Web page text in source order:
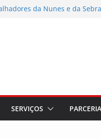
da Nunes e da
CUT debate indústria e
SERVIÇOS